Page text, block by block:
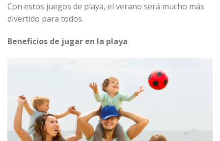
Con estos juegos de playa, el verano será mucho más
divertido para todos.
Beneficios de jugar en la playa